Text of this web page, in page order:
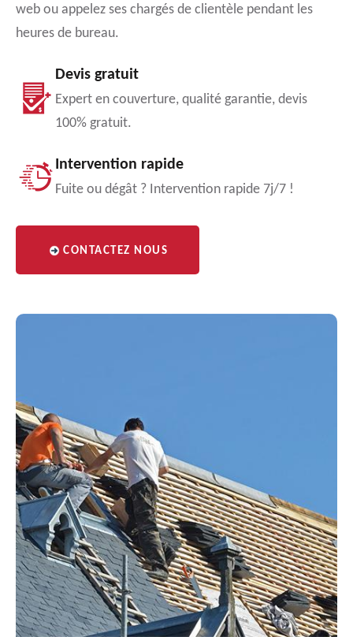
web ou appelez ses chargés de clientèle pendant les
heures de bureau.
Devis gratuit
Expert en couverture, qualité garantie, devis
100% gratuit.
Intervention rapide
Fuite ou dégât ? Intervention rapide 7j/7 !
CONTACTEZ NOUS